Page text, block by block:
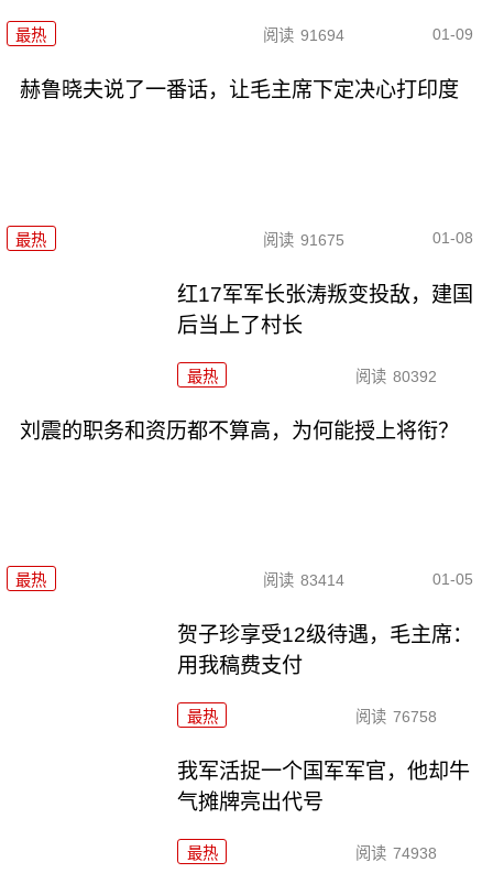
最热 阅读 91694 01-09
赫鲁晓夫说了一番话，让毛主席下定决心打印度
最热 阅读 91675 01-08
红17军军长张涛叛变投敌，建国
后当上了村长
最热 阅读 80392
刘震的职务和资历都不算高，为何能授上将衔？
最热 阅读 83414 01-05
贺子珍享受12级待遇，毛主席：
用我稿费支付
最热 阅读 76758
我军活捉一个国军军官，他却牛
气摊牌亮出代号
最热 阅读 74938